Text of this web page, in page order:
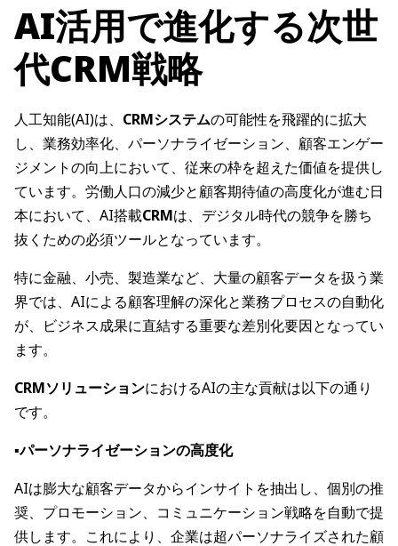
AI活用で進化する次世
代CRM戦略
人工知能(AI)は、 CRMシステムの可能性を飛躍的に拡大
し、業務効率化、パーソナライゼーション、顧客エンゲー
ジメントの向上において、従来の枠を超えた価値を提供し
ています。労働人口の減少と顧客期待値の高度化が進む日
本において、AI搭載CRMは、デジタル時代の競争を勝ち
抜くための必須ツールとなっています。
特に金融、小売、製造業など、大量の顧客データを扱う業
界では、AIによる顧客理解の深化と業務プロセスの自動化
が、ビジネス成果に直結する重要な差別化要因となってい
ます。
CRMソリューションにおけるAIの主な貢献は以下の通り
です。
▪️パーソナライゼーションの高度化
AIは膨大な顧客データからインサイトを抽出し、個別の推
奨、プロモーション、コミュニケーション戦略を自動で提
供します。これにより、企業は超パーソナライズされた顧